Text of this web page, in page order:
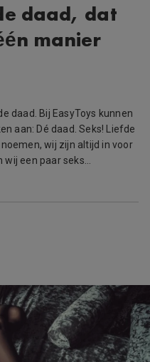
daad, dat
manier
daad. Bij EasyToys kunnen
aan: Dé daad. Seks! Liefde
wij zijn altijd in voor
een paar seks…